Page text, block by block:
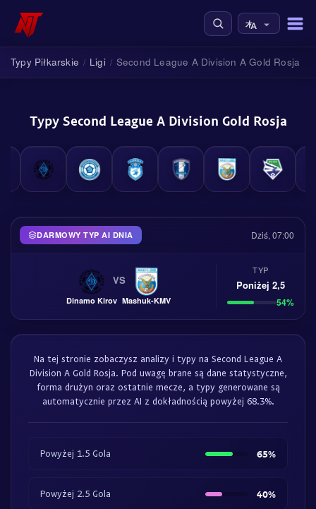
Typy Piłkarskie / Ligi / Second League A Division A Gold Rosja
Typy Second League A Division Gold Rosja
DARMOWY TYP AI DNIA Dziś, 07:00
Dinamo Kirov
VS
Mashuk-KMV
TYP
Poniżej 2,5
54%
Na tej stronie zobaczysz analizy i typy na Second League A
Division A Gold Rosja. Pod uwagę brane są dane statystyczne,
forma drużyn oraz ostatnie mecze, a typy generowane są
automatycznie przez AI z dokładnością powyżej 68.3%.
Powyżej 1.5 Gola 65%
Powyżej 2.5 Gola 40%